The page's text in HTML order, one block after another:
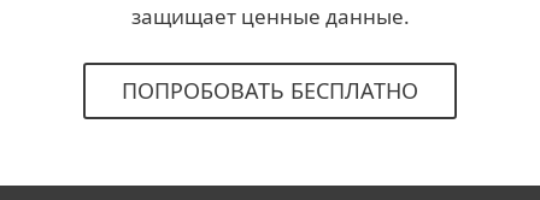
защищает ценные данные.
ПОПРОБОВАТЬ БЕСПЛАТНО